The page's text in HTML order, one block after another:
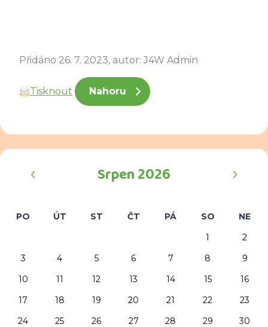
Přidáno 26. 7. 2023, autor: J4W Admin
Tisknout Nahoru
Srpen 2026
PO ÚT ST ČT PÁ SO
NE
1
2
3
4 5 6 7 8
9
10
11 12 13 14 15
16
17
18 19 20 21 22
23
24
25 26 27 28 29
30